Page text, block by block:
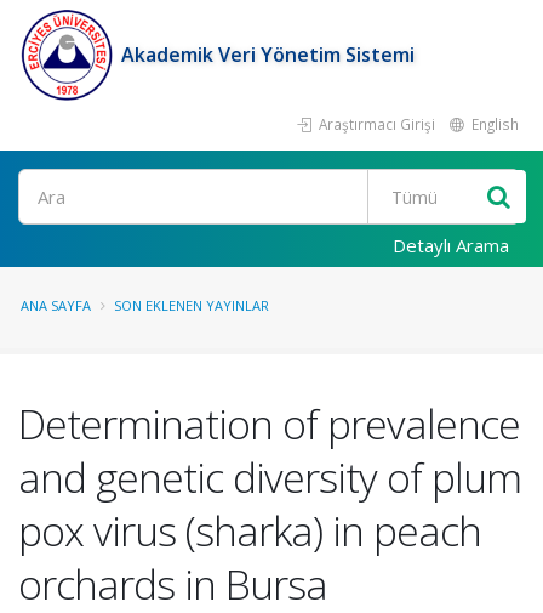
Akademik Veri Yönetim Sistemi
Araştırmacı Girişi English
Ara
Detaylı Arama
ANA SAYFA SON EKLENEN YAYINLAR
Determination of prevalence
and genetic diversity of plum
pox virus (sharka) in peach
orchards in Bursa